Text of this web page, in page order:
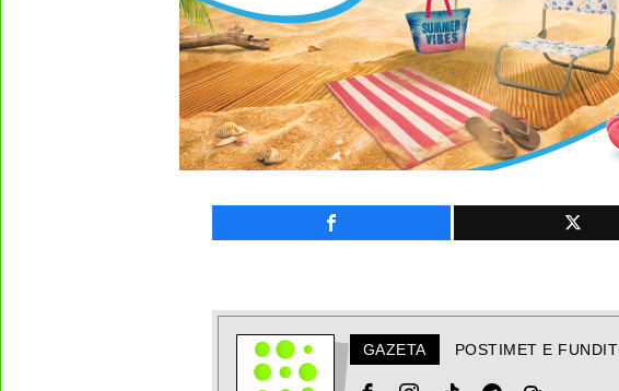
GAZETA POSTIMET E FUNDIT